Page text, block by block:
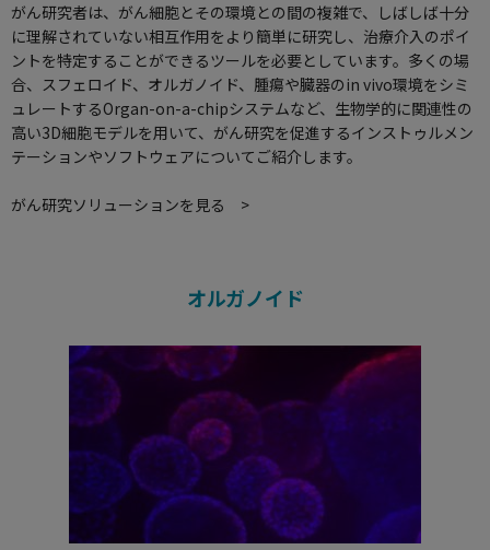
がん研究者は、がん細胞とその環境との間の複雑で、しばしば十分
に理解されていない相互作用をより簡単に研究し、治療介入のポイ
ントを特定することができるツールを必要としています。多くの場
合、スフェロイド、オルガノイド、腫瘍や臓器のin vivo環境をシミ
ュレートするOrgan-on-a-chipシステムなど、生物学的に関連性の
高い3D細胞モデルを用いて、がん研究を促進するインストゥルメン
テーションやソフトウェアについてご紹介します。
がん研究ソリューションを見る >
オルガノイド